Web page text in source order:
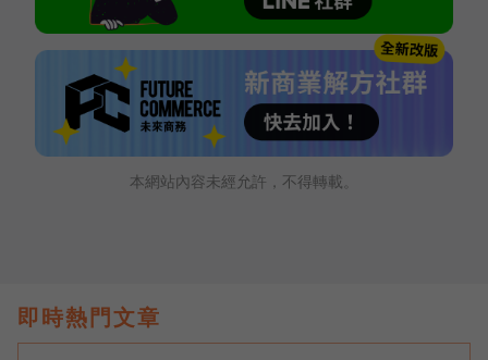
本網站內容未經允許，不得轉載。
即時熱門文章